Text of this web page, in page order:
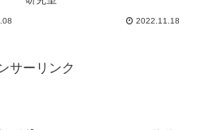
2022.11.18
サーリンク